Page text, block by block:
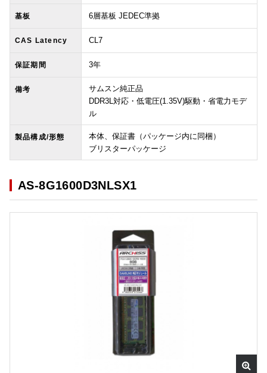
基板 6層基板 JEDEC準拠
CAS Latency CL7
保証期間 3年
備考
サムスン純正品
DDR3L対応・低電圧(1.35V)駆動・省電力モデ
ル
製品構成/形態
本体、保証書（パッケージ内に同梱）
ブリスターパッケージ
AS-8G1600D3NLSX1